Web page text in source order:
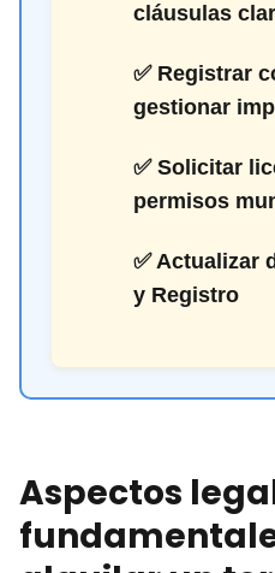
cláusulas
✅ Registrar
gestionar
✅ Solicitar
permisos
✅ Actualizar
y Registro
Aspectos